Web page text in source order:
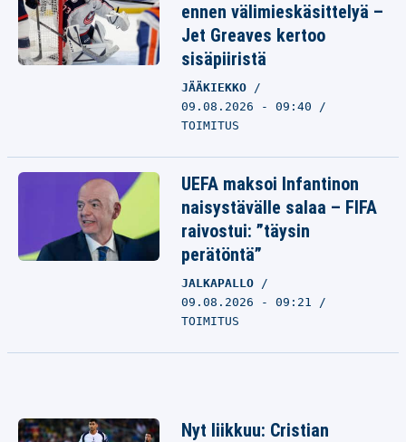
ennen välimieskäsittelyä –
Jet Greaves kertoo
sisäpiiristä
JÄÄKIEKKO
09.08.2026 - 09:40
TOIMITUS
UEFA maksoi Infantinon
naisystävälle salaa – FIFA
raivostui: ”täysin
perätöntä”
JALKAPALLO
09.08.2026 - 09:21
TOIMITUS
Nyt liikkuu: Cristian